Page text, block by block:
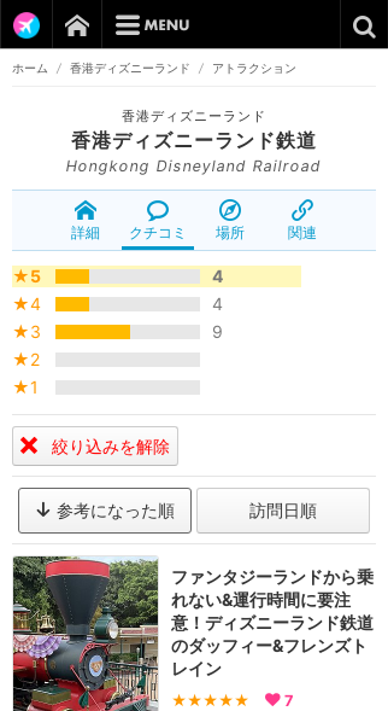
ホーム / 香港ディズニーランド / アトラクション
香港ディズニーランド
香港ディズニーランド鉄道
Hongkong Disneyland Railroad
詳細 クチコミ 場所 関連
★5
4
★4
4
★3
9
★2
★1
絞り込みを解除
参考になった順 訪問日順
ファンタジーランドから乗
れない&運行時間に要注
意！ディズニーランド鉄道
のダッフィー&フレンズト
レイン
★★★★★ 7